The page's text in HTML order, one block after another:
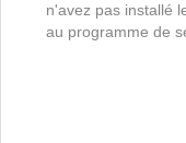
n'avez pas installé
au programme de